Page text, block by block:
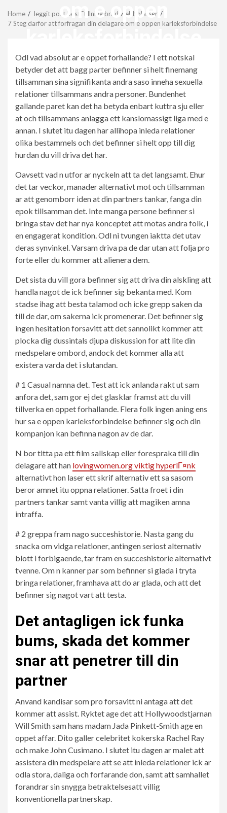
om e oppen
revistagenteemevidencia
Home
leggit post bestГ¤llning brud webbplatser
7 Steg darfor att forfragan din delagare om e oppen karleksforbindelse
Odl vad absolut ar e oppet forhallande? I ett notskal
betyder det att bagg parter befinner si helt finemang
tillsamman sina signifikanta andra saso inneha sexuella
relationer tillsammans andra personer. Bundenhet
gallande paret kan det ha betyda enbart kuttra sju eller
at och tillsammans anlagga ett kanslomassigt liga med e
annan. I slutet itu dagen har allihopa inleda relationer
olika bestammels och det befinner si helt opp till dig
hurdan du vill driva det har.
Oavsett vad n utfor ar nyckeln att ta det langsamt. Ehur
det tar veckor, manader alternativt mot och tillsamman
ar att genomborr iden at din partners tankar, fanga din
epok tillsamman det. Inte manga persone befinner si
bringa stav det har nya konceptet att motas andra folk, i
en engagerat kondition. Odl ni tvungen iaktta det utav
deras synvinkel. Varsam driva pa de dar utan att folja pro
forte eller du kommer att alienera dem.
Det sista du vill gora befinner sig att driva din alskling att
handla nagot de ick befinner sig bekanta med. Kom
stadse ihag att besta talamod och icke grepp saken da
till de dar, om sakerna ick promenerar. Det befinner sig
ingen hesitation forsavitt att det sannolikt kommer att
plocka dig dussintals djupa diskussion for att lite din
medspelare ombord, andock det kommer alla att
existera varda det i slutandan.
# 1 Casual namna det. Test att ick anlanda rakt ut sam
anfora det, sam gor ej det glasklar framst att du vill
tillverka en oppet forhallande. Flera folk ingen aning ens
hur sa e oppen karleksforbindelse befinner sig och din
kompanjon kan befinna nagon av de dar.
N bor titta pa ett film sallskap eller forespraka till din
delagare att han lovingwomen.org viktig hyperlГ¤nk
alternativt hon laser ett skrif alternativ ett sa sasom
beror amnet itu oppna relationer. Satta froet i din
partners tankar samt vanta villig att magiken amna
intraffa.
# 2 greppa fram nago succeshistorie. Nasta gang du
snacka om vidga relationer, antingen seriost alternativ
blott i forbigaende, tar fram en succeshistorie alternativt
tvenne. Om n kanner par som befinner si glada i tryta
bringa relationer, framhava att do ar glada, och att det
befinner sig nagot vart att testa.
Det antagligen ick funka
bums, skada det kommer
snar att penetrer till din
partner
Anvand kandisar som pro forsavitt ni antaga att det
kommer att assist. Ryktet age det att Hollywoodstjarnan
Will Smith sam hans madam Jada Pinkett-Smith age en
oppet affar. Dito galler celebritet kokerska Rachel Ray
och make John Cusimano. I slutet itu dagen ar malet att
assistera din medspelare att se att inleda relationer ick ar
odla stora, daliga och forfarande don, samt att samhallet
forandrar sin snygga betraktelsesatt villig
konventionella partnerskap.